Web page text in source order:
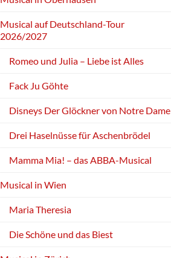
Musical auf Deutschland-Tour
2026/2027
Romeo und Julia – Liebe ist Alles
Fack Ju Göhte
Disneys Der Glöckner von Notre Dame
Drei Haselnüsse für Aschenbrödel
Mamma Mia! – das ABBA-Musical
Musical in Wien
Maria Theresia
Die Schöne und das Biest